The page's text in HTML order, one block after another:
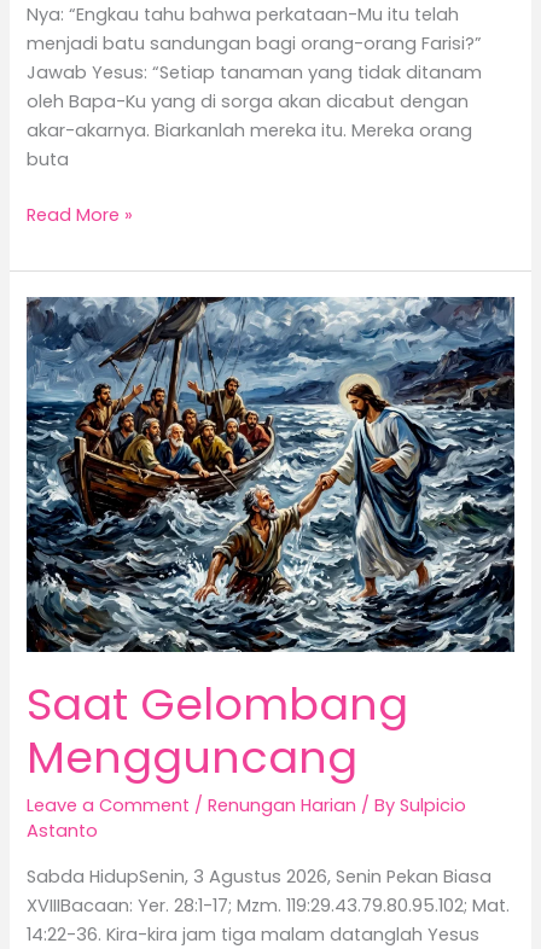
Nya: “Engkau tahu bahwa perkataan-Mu itu telah
menjadi batu sandungan bagi orang-orang Farisi?”
Jawab Yesus: “Setiap tanaman yang tidak ditanam
oleh Bapa-Ku yang di sorga akan dicabut dengan
akar-akarnya. Biarkanlah mereka itu. Mereka orang
buta
Read More »
Saat Gelombang
Mengguncang
Leave a Comment /Renungan Harian / BySulpicio
Astanto
Sabda HidupSenin, 3 Agustus 2026, Senin Pekan Biasa
XVIIIBacaan: Yer. 28:1-17; Mzm. 119:29.43.79.80.95.102; Mat.
14:22-36. Kira-kira jam tiga malam datanglah Yesus
Saat
Gelombang
Mengguncang